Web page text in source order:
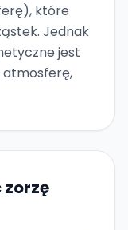
które
Jednak
jest
atmosferę,
zorzę